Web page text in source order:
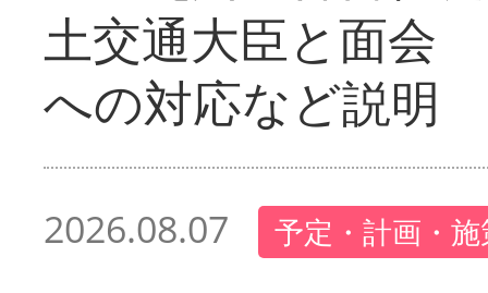
土交通大臣と面会
への対応など説明
2026.08.07 予定・計画・